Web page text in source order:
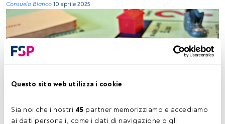
Questo sito web utilizza i cookie
Sia noi che i nostri 45 partner memorizziamo e accediamo
ai dati personali, come i dati di navigazione o gli
Consuelo Blanco 10 aprile 2025